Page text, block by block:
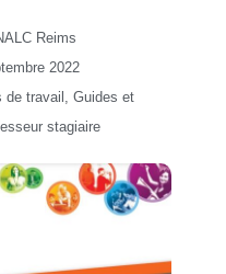
Reims
2022
de travail , Guides et
stagiaire